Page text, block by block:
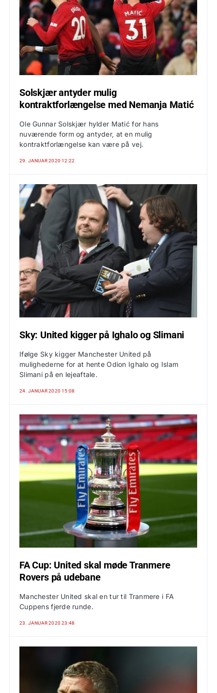
Solskjær antyder mulig
kontraktforlængelse med Nemanja Matić
Ole Gunnar Solskjær hylder Matić for hans
nuværende form og antyder, at en mulig
kontraktforlængelse kan være på vej.
29. JANUAR 2020 12:22
Sky: United kigger på Ighalo og Slimani
Ifølge Sky kigger Manchester United på
mulighederne for at hente Odion Ighalo og Islam
Slimani på en lejeaftale.
24. JANUAR 2020 15:08
FA Cup: United skal møde Tranmere
Rovers på udebane
Manchester United skal en tur til Tranmere i FA
Cuppens fjerde runde.
23. JANUAR 2020 23:48